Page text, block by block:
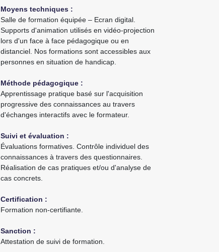
Moyens techniques :
Salle de formation équipée – Ecran digital.
Supports d'animation utilisés en vidéo-projection
lors d'un face à face pédagogique ou en
distanciel. Nos formations sont accessibles aux
personnes en situation de handicap.
Méthode pédagogique :
Apprentissage pratique basé sur l'acquisition
progressive des connaissances au travers
d'échanges interactifs avec le formateur.
Suivi et évaluation :
Évaluations formatives. Contrôle individuel des
connaissances à travers des questionnaires.
Réalisation de cas pratiques et/ou d'analyse de
cas concrets.
Certification :
Formation non-certifiante.
Sanction :
Attestation de suivi de formation.